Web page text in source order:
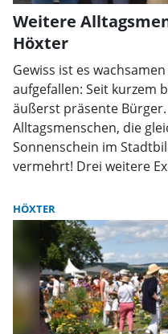
Weitere
Höxter
Gewiss ist es
aufgefallen: Seit kurzem
äußerst präsente
Alltagsmenschen, die
Sonnenschein im
vermehrt! Drei weitere
Unternehmen.
HÖXTER